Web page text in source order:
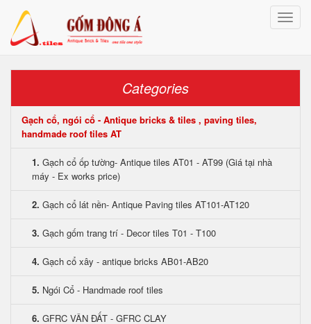
Toggle
Categories
Gạch cổ, ngói cổ - Antique bricks & tiles , paving tiles,
handmade roof tiles AT
1. Gạch cổ ốp tường- Antique tiles AT01 - AT99 (Giá tại nhà
máy - Ex works price)
2. Gạch cổ lát nền- Antique Paving tiles AT101-AT120
3. Gạch gốm trang trí - Decor tiles T01 - T100
4. Gạch cổ xây - antique bricks AB01-AB20
5. Ngói Cổ - Handmade roof tiles
6. GFRC VÂN ĐẤT - GFRC CLAY